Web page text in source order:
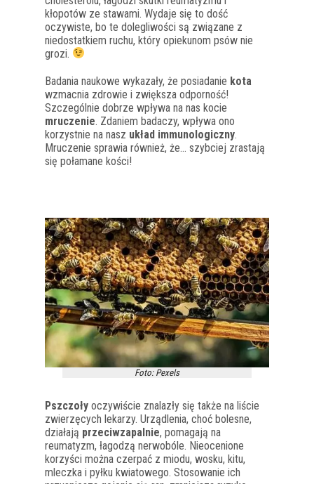
kłopotów ze stawami. Wydaje się to dość
oczywiste, bo te dolegliwości są związane z
niedostatkiem ruchu, który opiekunom psów nie
grozi.
Badania naukowe wykazały, że posiadanie kota
wzmacnia zdrowie i zwiększa odporność!
Szczególnie dobrze wpływa na nas kocie
mruczenie. Zdaniem badaczy, wpływa ono
korzystnie na nasz układ immunologiczny.
Mruczenie sprawia również, że… szybciej zrastają
się połamane kości!
Foto: Pexels
Pszczoły oczywiście znalazły się także na liście
zwierzęcych lekarzy. Urządlenia, choć bolesne,
działają przeciwzapalnie, pomagają na
reumatyzm, łagodzą nerwobóle. Nieocenione
korzyści można czerpać z miodu, wosku, kitu,
mleczka i pyłku kwiatowego. Stosowanie ich